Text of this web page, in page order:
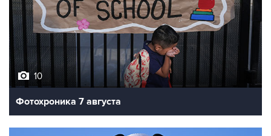
10
Фотохроника 7 августа